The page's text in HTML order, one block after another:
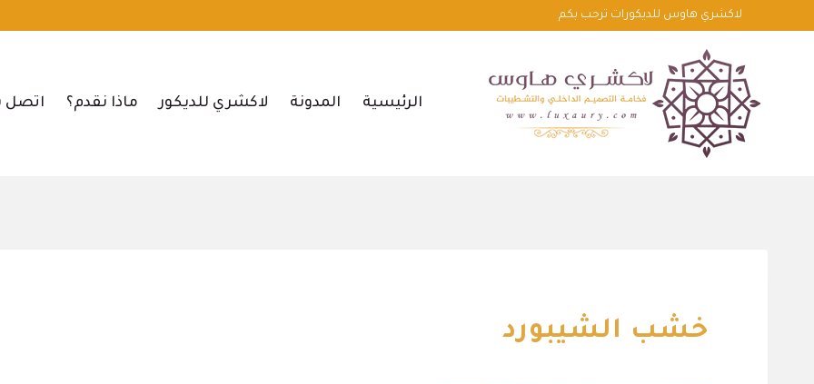
لاكشري هاوس للديكورات ترحب بكم
الرئيسية المدونة لاكشري للديكور ماذا نقدم؟ اتصل
خشب الشيبورد